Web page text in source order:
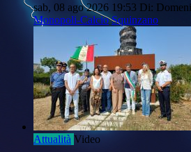
sab, 08 ago 2026 19:53 Di:
Monopoli-Calcio Squinzano
Attualità Video